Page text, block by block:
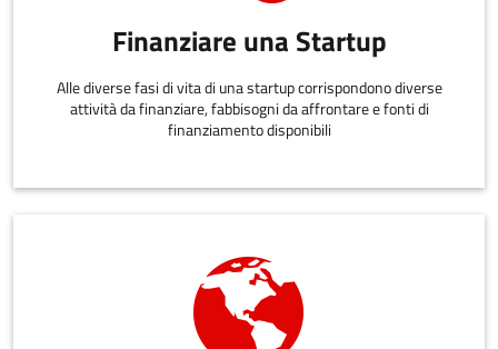
Finanziare una Startup
Alle diverse fasi di vita di una startup corrispondono diverse
attività da finanziare, fabbisogni da affrontare e fonti di
finanziamento disponibili